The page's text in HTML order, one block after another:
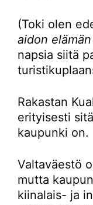
(Toki olen
aidon elämän
napsia siitä
Rakastan
erityisesti
kaupunki on.
Valtaväestö
mutta
kiinalais- ja